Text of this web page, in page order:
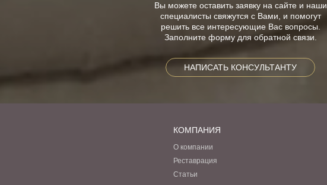
Вы можете оставить заявку на сайте и наши
специалисты свяжутся с Вами, и помогут
решить все интересующие Вас вопросы.
Заполните форму для обратной связи.
НАПИСАТЬ КОНСУЛЬТАНТУ
КОМПАНИЯ
О компании
Реставрация
Статьи